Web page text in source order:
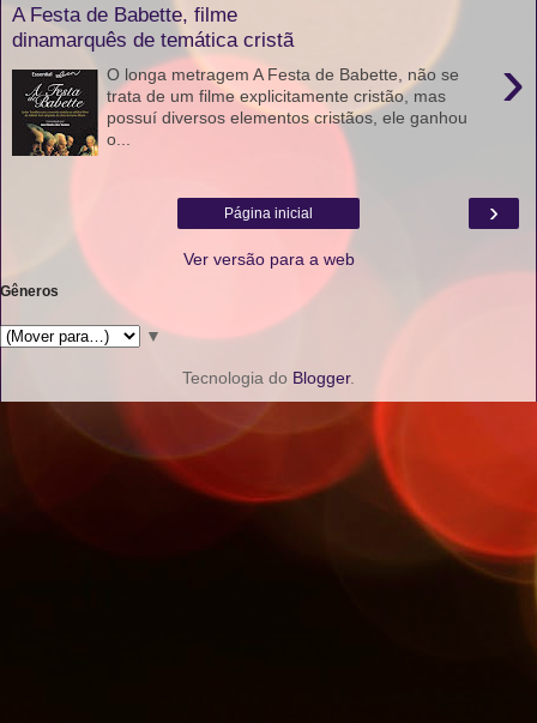
A Festa de Babette, filme
dinamarquês de temática cristã
›
O longa metragem A Festa de Babette, não se
trata de um filme explicitamente cristão, mas
possuí diversos elementos cristãos, ele ganhou
o...
›
Página inicial
Ver versão para a web
Gêneros
▼
Tecnologia do Blogger.